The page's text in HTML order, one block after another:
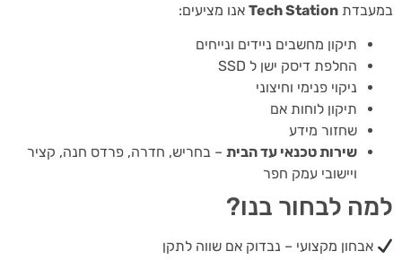
Tech Stationאנו מציעים:
תיקון מחשבים ניידים ונייחים
החלפת דיסק ישן ל SSD
ניקוי פנימי וחיצוני
תיקון לוחות אם
שחזור מידע
שירות טכנאי עד הבית– בחריש, חדרה, פרדס חנה, קציר
ויישובי עמק חפר
לבחור בנו?
אבחון מקצועי – נבדוק אם שווה לתקן